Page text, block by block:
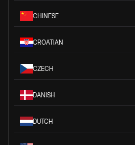
CHINESE
CROATIAN
CZECH
DANISH
DUTCH